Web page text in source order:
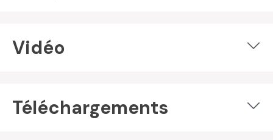
Vidéo
Téléchargements